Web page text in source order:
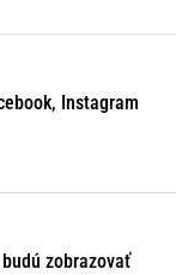
Instagram
zobrazovať